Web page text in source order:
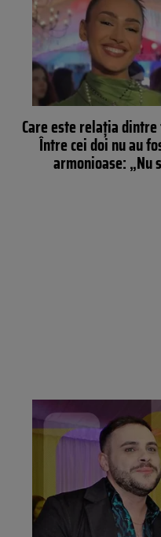
Care este relația
Între cei doi nu au
armonioase: